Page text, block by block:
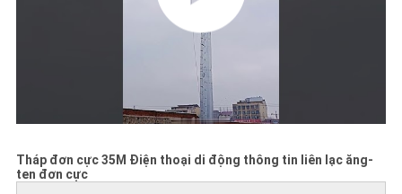
Tháp đơn cực 35M Điện thoại di động thông tin liên lạc ăng-
ten đơn cực